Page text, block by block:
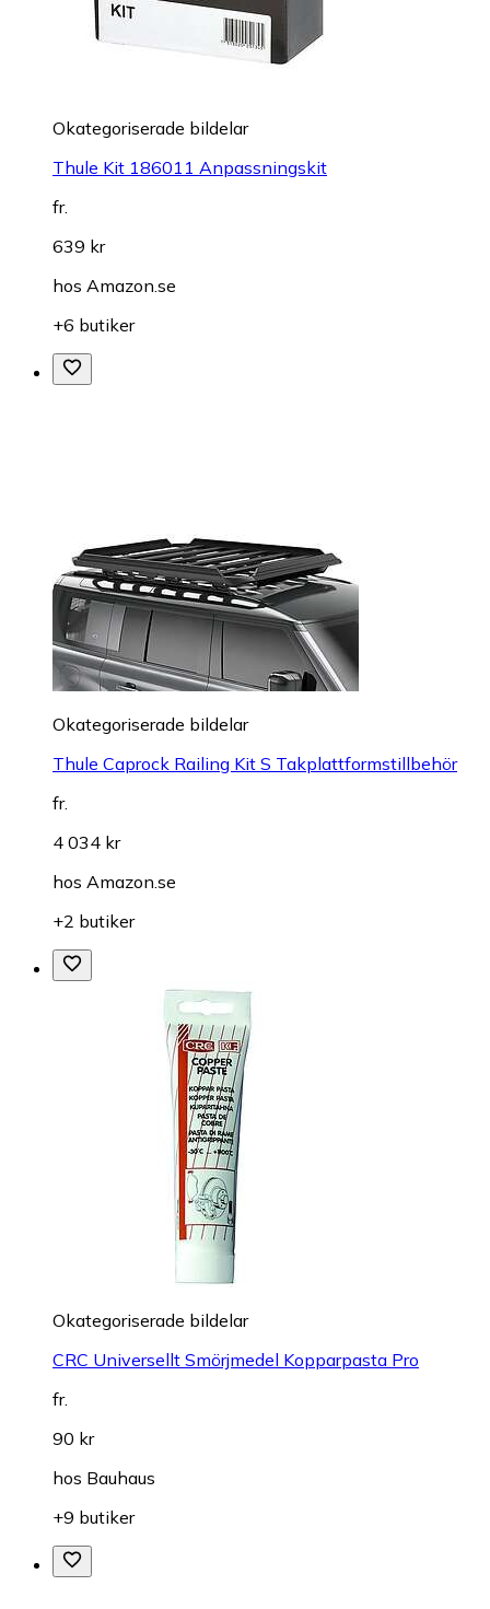
Okategoriserade bildelar
Thule Kit 186011 Anpassningskit
fr.
639 kr
hos Amazon.se
+6 butiker
Okategoriserade bildelar
Thule Caprock Railing Kit S Takplattformstillbehör
fr.
4 034 kr
hos Amazon.se
+2 butiker
Okategoriserade bildelar
CRC Universellt Smörjmedel Kopparpasta Pro
fr.
90 kr
hos Bauhaus
+9 butiker